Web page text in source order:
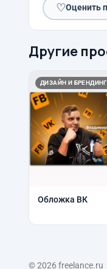
♡Оценить
Другие
ДИЗАЙН И БРЕНДИНГ
Обложка ВК
© 2026 freelance.ru